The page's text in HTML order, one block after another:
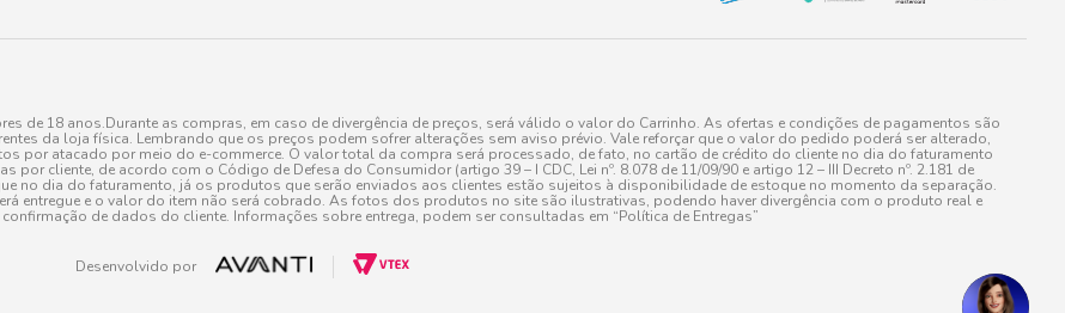
de 18 anos.Durante as compras, em caso de divergência de preços, será válido o valor do Carrinho. As ofertas e condições de pagamentos são
da loja física. Lembrando que os preços podem sofrer alterações sem aviso prévio. Vale reforçar que o valor do pedido poderá ser alterado,
por atacado por meio do e-commerce. O valor total da compra será processado, de fato, no cartão de crédito do cliente no dia do faturamento
cliente, de acordo com o Código de Defesa do Consumidor (artigo 39 – I CDC, Lei nº. 8.078 de 11/09/90 e artigo 12 – III Decreto nº. 2.181 de
no dia do faturamento, já os produtos que serão enviados aos clientes estão sujeitos à disponibilidade de estoque no momento da separação.
entregue e o valor do item não será cobrado. As fotos dos produtos no site são ilustrativas, podendo haver divergência com o produto real e
de dados do cliente. Informações sobre entrega, podem ser consultadas em “Política de Entregas”
Desenvolvido por